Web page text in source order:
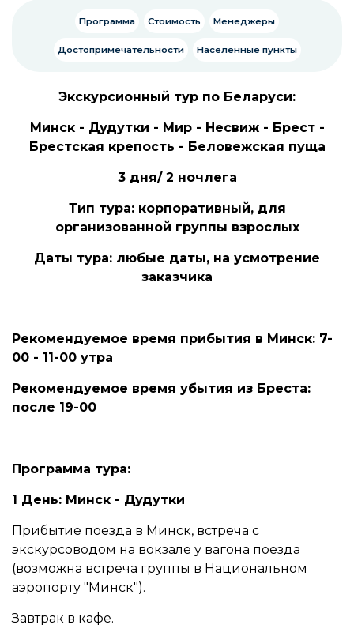
Программа Стоимость Менеджеры
Достопримечательности Населенные пункты
Экскурсионный тур по Беларуси:
Минск - Дудутки - Мир - Несвиж - Брест -
Брестская крепость - Беловежская пуща
3 дня/ 2 ночлега
Тип тура: корпоративный, для
организованной группы взрослых
Даты тура: любые даты, на усмотрение
заказчика
Рекомендуемое время прибытия в Минск: 7-
00 - 11-00 утра
Рекомендуемое время убытия из Бреста:
после 19-00
Программа тура:
1 День: Минск - Дудутки
Прибытие поезда в Минск, встреча с
экскурсоводом на вокзале у вагона поезда
(возможна встреча группы в Национальном
аэропорту "Минск").
Завтрак в кафе.